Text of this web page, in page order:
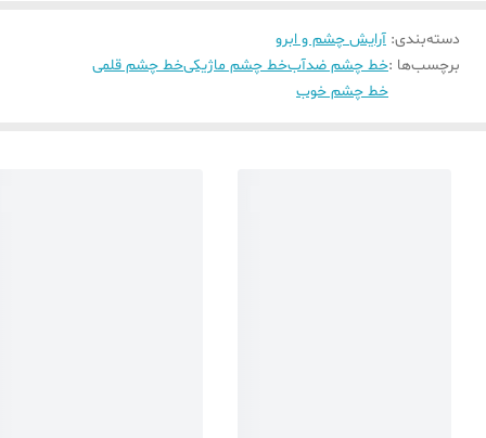
دسته‌بندی: آرایش چشم و ابرو
برچسب‌ها :خط چشم ضدآبخط چشم ماژیکیخط چشم قلمی
خط چشم خوب